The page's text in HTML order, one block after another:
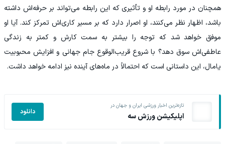
همچنان در مورد رابطه او و تأثیری که این رابطه می‌تواند بر حرفه‌اش داشته
باشد، اظهار نظر می‌کنند، او اصرار دارد که بر مسیر کاری‌اش تمرکز کند. آیا او
موفق خواهد شد که توجه را بیشتر به سمت کارش و کمتر به زندگی
عاطفی‌اش سوق دهد؟ با شروع قریب‌الوقوع جام جهانی و افزایش محبوبیت
یامال، این داستانی است که احتمالاً در ماه‌های آینده نیز ادامه خواهد داشت.
تازه‌ترین اخبار ورزشی ایران و جهان در
اپلیکیشن ورزش سه دانلود